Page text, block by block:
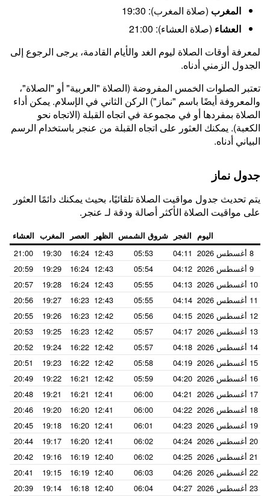
المغرب (صلاة المغرب): 19:30
العشاء (صلاة العشاء): 21:00
لمعرفة أوقات الصلاة ليوم الغد والأيام القادمة، يرجى الرجوع إلى
الجدول الزمني أدناه.
تعتبر الصلوات الخمس المفروضة (الصلاة "العربية" أو "الصلاة"،
والمعروفة أيضًا باسم "نماز") الركن الثاني في الإسلام. يمكن أداء
الصلاة بمفردها أو في مجموعة في اتجاه القبلة (الاتجاه نحو
الكعبة). يمكنك العثور على اتجاه القبلة من عنجر باستخدام الرسم
البياني أدناه.
جدول نماز
يتم تحديث جدول مواقيت الصلاة تلقائيًا، بحيث يمكنك دائمًا العثور
على مواقيت الصلاة الأكثر أصالة ودقة لـ عنجر.
اليوم الفجر شروق الشمس الظهر العصر المغرب العشاء
8 أغسطس 2026 04:11
05:53
12:43
16:24
19:30
21:00
9 أغسطس 2026
04:12
05:54
12:43
16:24
19:29
20:59
10 أغسطس 2026
04:13
05:55
12:43
16:24
19:28
20:57
11 أغسطس 2026
04:14
05:55
12:43
16:23
19:27
20:56
12 أغسطس 2026
04:15
05:56
12:42
16:23
19:26
20:55
13 أغسطس 2026
04:17
05:57
12:42
16:23
19:25
20:53
14 أغسطس 2026
04:18
05:57
12:42
16:22
19:24
20:52
15 أغسطس 2026
04:19
05:58
12:42
16:22
19:23
20:51
16 أغسطس 2026
04:20
05:59
12:42
16:21
19:22
20:49
17 أغسطس 2026
04:21
06:00
12:41
16:21
19:21
20:48
18 أغسطس 2026
04:22
06:00
12:41
16:20
19:20
20:46
19 أغسطس 2026
04:23
06:01
12:41
16:20
19:18
20:45
20 أغسطس 2026
04:24
06:02
12:41
16:20
19:17
20:44
21 أغسطس 2026
04:25
06:02
12:40
16:19
19:16
20:42
22 أغسطس 2026
04:26
06:03
12:40
16:19
19:15
20:41
23 أغسطس 2026
04:27
06:04
12:40
16:18
19:14
20:39